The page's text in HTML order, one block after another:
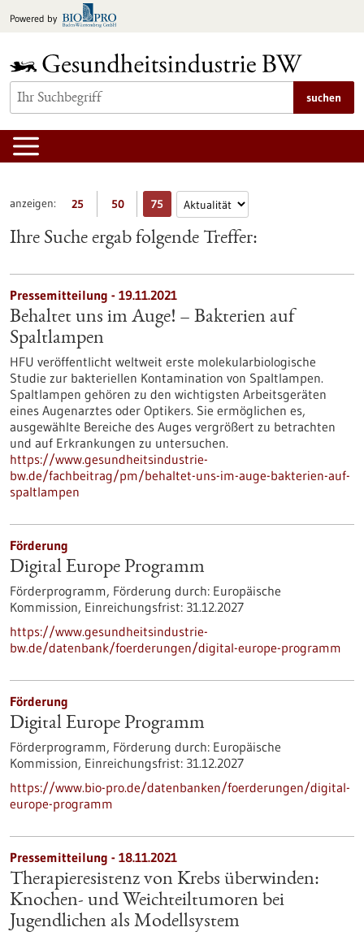
Inhalt
Powered by
suchen
anzeigen: 25 50 75
Ihre Suche ergab folgende Treffer:
Pressemitteilung - 19.11.2021
Behaltet uns im Auge! – Bakterien auf
Spaltlampen
HFU veröffentlicht weltweit erste molekularbiologische
Studie zur bakteriellen Kontamination von Spaltlampen.
Spaltlampen gehören zu den wichtigsten Arbeitsgeräten
eines Augenarztes oder Optikers. Sie ermöglichen es,
ausgewählte Bereiche des Auges vergrößert zu betrachten
und auf Erkrankungen zu untersuchen.
https://www.gesundheitsindustrie-
bw.de/fachbeitrag/pm/behaltet-uns-im-auge-bakterien-auf-
spaltlampen
Förderung
Digital Europe Programm
Förderprogramm, Förderung durch: Europäische
Kommission, Einreichungsfrist: 31.12.2027
https://www.gesundheitsindustrie-
bw.de/datenbank/foerderungen/digital-europe-programm
Förderung
Digital Europe Programm
Förderprogramm, Förderung durch: Europäische
Kommission, Einreichungsfrist: 31.12.2027
https://www.bio-pro.de/datenbanken/foerderungen/digital-
europe-programm
Pressemitteilung - 18.11.2021
Therapieresistenz von Krebs überwinden:
Knochen- und Weichteiltumoren bei
Jugendlichen als Modellsystem